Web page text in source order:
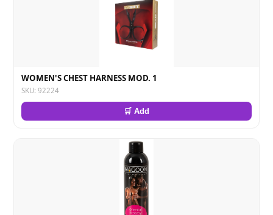
WOMEN'S CHEST HARNESS MOD. 1
SKU: 92224
🛒 Add